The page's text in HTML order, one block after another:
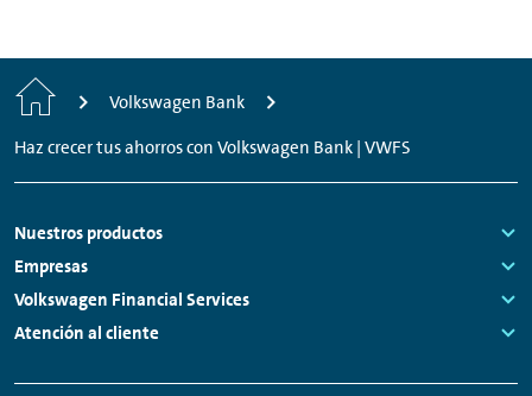
Inicio
Volkswagen Bank
Haz crecer tus ahorros con Volkswagen Bank | VWFS
Footer
Nuestros productos
Links:
Empresas
Links:
Volkswagen Financial Services
Links:
Atención al cliente